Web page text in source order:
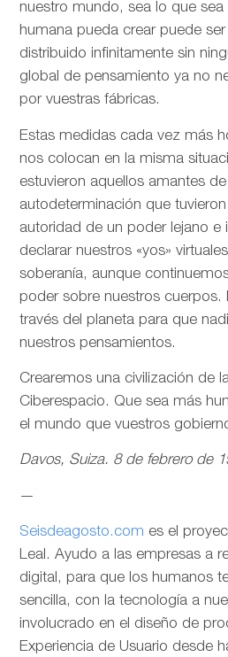
nuestro mundo, sea lo que
humana pueda crear puede
distribuido infinitamente sin
global de pensamiento ya no
por vuestras fábricas.
Estas medidas cada vez más
nos colocan en la misma
estuvieron aquellos amantes
autodeterminación que
autoridad de un poder lejano e
declarar nuestros «yos»
soberanía, aunque
poder sobre nuestros cuerpos.
través del planeta para que
nuestros pensamientos.
Crearemos una civilización de
Ciberespacio. Que sea más
el mundo que vuestros
Davos, Suiza. 8 de febrero de
—
Seisdeagosto.com es el
Leal. Ayudo a las empresas a
digital, para que los humanos
sencilla, con la tecnología a
involucrado en el diseño de
Experiencia de Usuario desde